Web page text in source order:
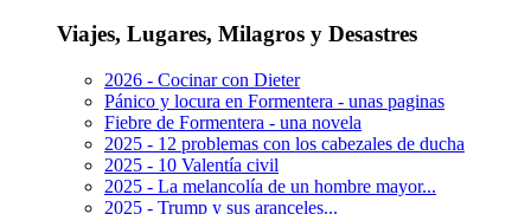
Viajes, Lugares, Milagros y Desastres
2026 - Cocinar con Dieter
Pánico y locura en Formentera - unas paginas
Fiebre de Formentera - una novela
2025 - 12 problemas con los cabezales de ducha
2025 - 10 Valentía civil
2025 - La melancolía de un hombre mayor...
2025 - Trump y sus aranceles...